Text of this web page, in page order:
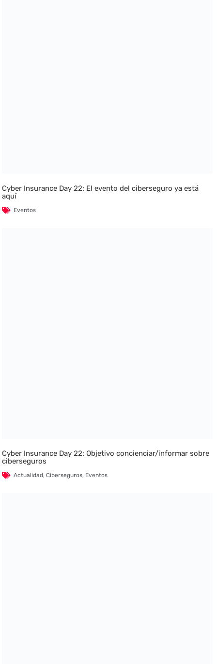
Cyber Insurance Day 22: El evento del ciberseguro ya está
aquí
Eventos
Cyber Insurance Day 22: Objetivo concienciar/informar sobre
ciberseguros
Actualidad,Ciberseguros, Eventos